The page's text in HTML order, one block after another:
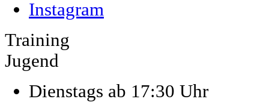
Training
Jugend
Dienstags ab 17:30 Uhr